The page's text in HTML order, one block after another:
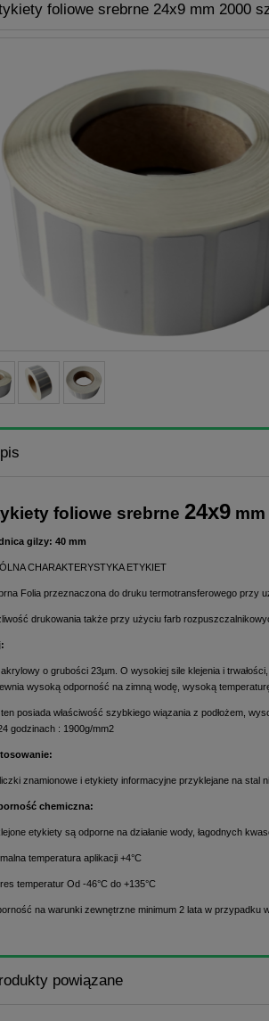
foliowe srebrne 24x9 mm 2000
foliowe srebrne 24x9 mm
gilzy: 40 mm
CHARAKTERYSTYKA ETYKIET
Folia przeznaczona do druku termotransferowego przy
drukowania także przy użyciu farb
akrylowy o grubości 23µm. O wysokiej sile klejenia i
wysoką odporność na zimną wodę, wysoką
ten posiada właściwość szybkiego wiązania z podłożem,
godzinach : 1900g/mm2
znamionowe i etykiety informacyjne przyklejane na stal
chemiczna:
etykiety są odporne na działanie wody, łagodnych
temperatura aplikacji +4°C
temperatur Od -46°C do +135°C
na warunki zewnętrzne minimum 2 lata w przypadku
powiązane